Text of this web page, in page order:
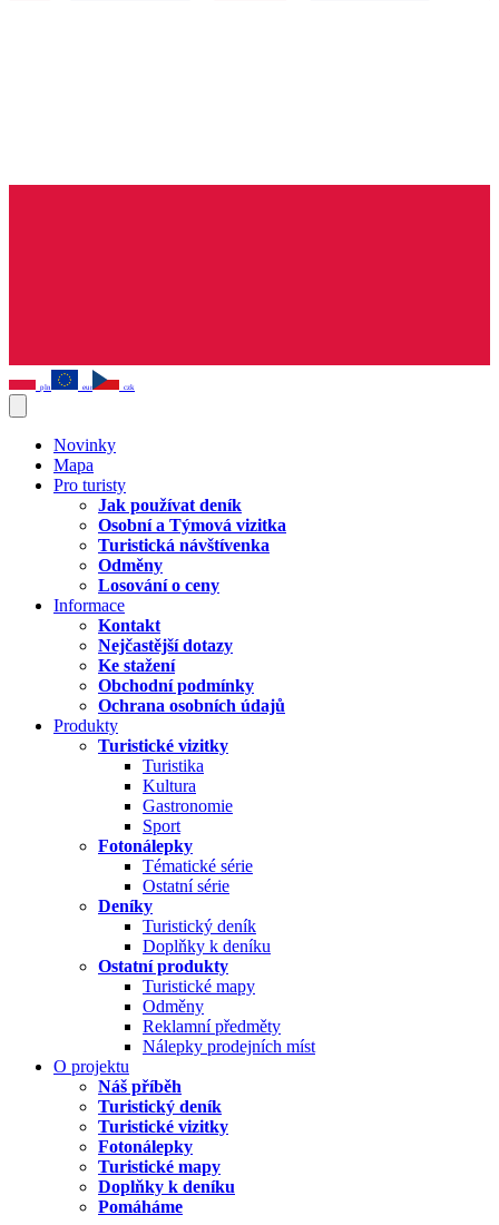
pln eur czk
Novinky
Mapa
Pro turisty
Jak používat deník
Osobní a Týmová vizitka
Turistická návštívenka
Odměny
Losování o ceny
Informace
Kontakt
Nejčastější dotazy
Ke stažení
Obchodní podmínky
Ochrana osobních údajů
Produkty
Turistické vizitky
Turistika
Kultura
Gastronomie
Sport
Fotonálepky
Tématické série
Ostatní série
Deníky
Turistický deník
Doplňky k deníku
Ostatní produkty
Turistické mapy
Odměny
Reklamní předměty
Nálepky prodejních míst
O projektu
Náš příběh
Turistický deník
Turistické vizitky
Fotonálepky
Turistické mapy
Doplňky k deníku
Pomáháme